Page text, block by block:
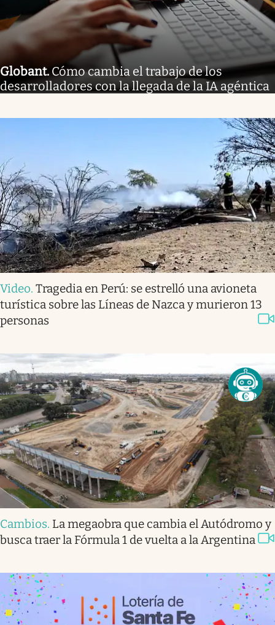
Globant. Cómo cambia el trabajo de los
desarrolladores con la llegada de la IA agéntica
Video. Tragedia en Perú: se estrelló una avioneta
turística sobre las Líneas de Nazca y murieron 13
personas
Cambios. La megaobra que cambia el Autódromo y
busca traer la Fórmula 1 de vuelta a la Argentina